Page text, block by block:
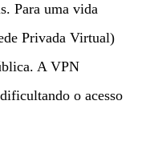
Para uma vida
Privada Virtual)
A VPN
o acesso